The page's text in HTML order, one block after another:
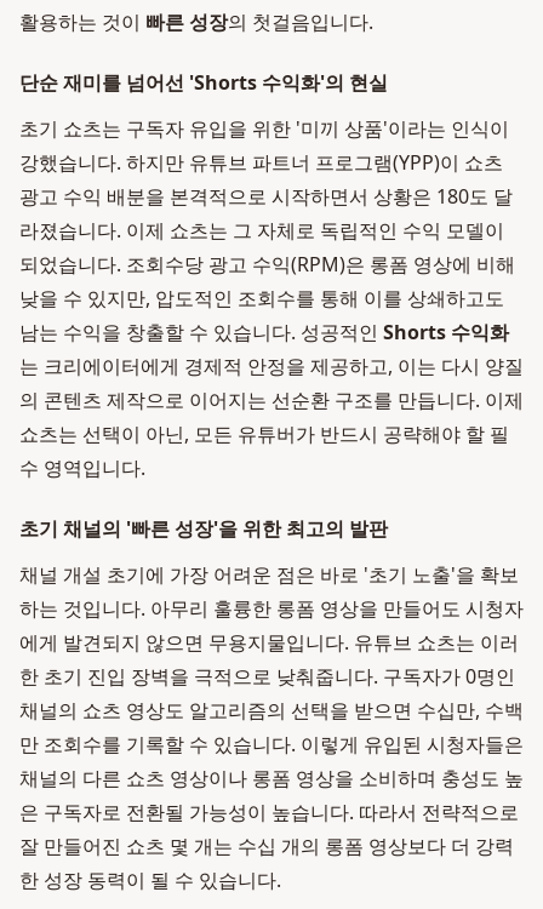
활용하는 것이 빠른 성장의 첫걸음입니다.
단순 재미를 넘어선 'Shorts 수익화'의 현실
초기 쇼츠는 구독자 유입을 위한 '미끼 상품'이라는 인식이
강했습니다. 하지만 유튜브 파트너 프로그램(YPP)이 쇼츠
광고 수익 배분을 본격적으로 시작하면서 상황은 180도 달
라졌습니다. 이제 쇼츠는 그 자체로 독립적인 수익 모델이
되었습니다. 조회수당 광고 수익(RPM)은 롱폼 영상에 비해
낮을 수 있지만, 압도적인 조회수를 통해 이를 상쇄하고도
남는 수익을 창출할 수 있습니다. 성공적인 Shorts 수익화
는 크리에이터에게 경제적 안정을 제공하고, 이는 다시 양질
의 콘텐츠 제작으로 이어지는 선순환 구조를 만듭니다. 이제
쇼츠는 선택이 아닌, 모든 유튜버가 반드시 공략해야 할 필
수 영역입니다.
초기 채널의 '빠른 성장'을 위한 최고의 발판
채널 개설 초기에 가장 어려운 점은 바로 '초기 노출'을 확보
하는 것입니다. 아무리 훌륭한 롱폼 영상을 만들어도 시청자
에게 발견되지 않으면 무용지물입니다. 유튜브 쇼츠는 이러
한 초기 진입 장벽을 극적으로 낮춰줍니다. 구독자가 0명인
채널의 쇼츠 영상도 알고리즘의 선택을 받으면 수십만, 수백
만 조회수를 기록할 수 있습니다. 이렇게 유입된 시청자들은
채널의 다른 쇼츠 영상이나 롱폼 영상을 소비하며 충성도 높
은 구독자로 전환될 가능성이 높습니다. 따라서 전략적으로
잘 만들어진 쇼츠 몇 개는 수십 개의 롱폼 영상보다 더 강력
한 성장 동력이 될 수 있습니다.